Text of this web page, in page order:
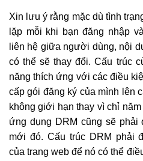
Xin lưu ý rằng mặc dù tình
lặp mỗi khi bạn đăng nhập
liên hệ giữa người dùng, nội
có thể sẽ thay đổi. Cấu trúc
năng thích ứng với các điều
cấp gói đăng ký của mình lên
không giới hạn thay vì chỉ
ứng dụng DRM cũng sẽ phải
mới đó. Cấu trúc DRM phải
của trang web để nó có thể